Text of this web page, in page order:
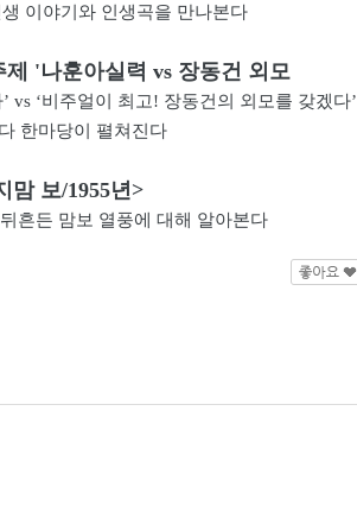
이야기와 인생곡을 만나본다
'나훈아실력 vs 장동건 외모
vs ‘비주얼이 최고! 장동건의 외모를 갖겠다’
한마당이 펼쳐진다
맘 보/1955년>
흔든 맘보 열풍에 대해 알아본다